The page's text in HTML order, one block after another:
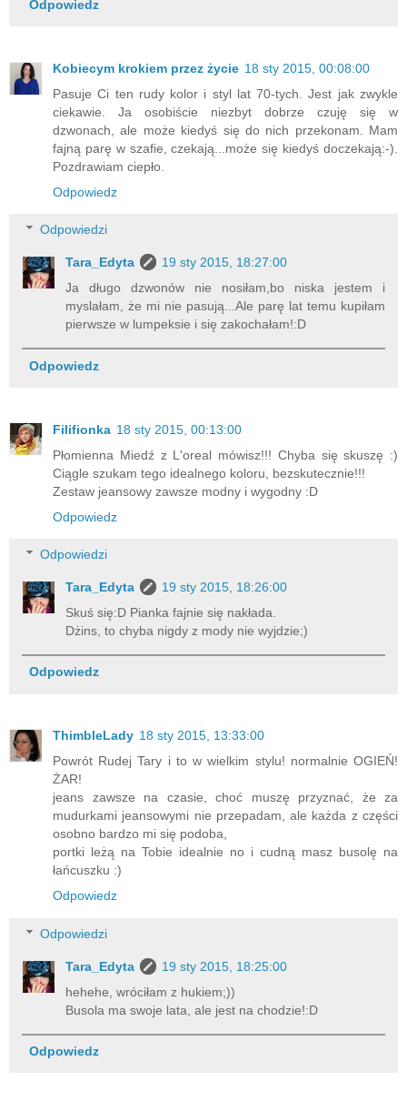
Odpowiedz
Kobiecym krokiem przez życie 18 sty 2015, 00:08:00
Pasuje Ci ten rudy kolor i styl lat 70-tych. Jest jak zwykle
ciekawie. Ja osobiście niezbyt dobrze czuję się w
dzwonach, ale może kiedyś się do nich przekonam. Mam
fajną parę w szafie, czekają...może się kiedyś doczekają:-).
Pozdrawiam ciepło.
Odpowiedz
Odpowiedzi
Tara_Edyta
19 sty 2015, 18:27:00
Ja długo dzwonów nie nosiłam,bo niska jestem i
myslałam, że mi nie pasują...Ale parę lat temu kupiłam
pierwsze w lumpeksie i się zakochałam!:D
Odpowiedz
Filifionka 18 sty 2015, 00:13:00
Płomienna Miedź z L'oreal mówisz!!! Chyba się skuszę :)
Ciągle szukam tego idealnego koloru, bezskutecznie!!!
Zestaw jeansowy zawsze modny i wygodny :D
Odpowiedz
Odpowiedzi
Tara_Edyta
19 sty 2015, 18:26:00
Skuś się:D Pianka fajnie się nakłada.
Dżins, to chyba nigdy z mody nie wyjdzie;)
Odpowiedz
ThimbleLady 18 sty 2015, 13:33:00
Powrót Rudej Tary i to w wielkim stylu! normalnie OGIEŃ!
ŻAR!
jeans zawsze na czasie, choć muszę przyznać, że za
mudurkami jeansowymi nie przepadam, ale każda z części
osobno bardzo mi się podoba,
portki leżą na Tobie idealnie no i cudną masz busolę na
łańcuszku :)
Odpowiedz
Odpowiedzi
Tara_Edyta
19 sty 2015, 18:25:00
hehehe, wróciłam z hukiem;))
Busola ma swoje lata, ale jest na chodzie!:D
Odpowiedz